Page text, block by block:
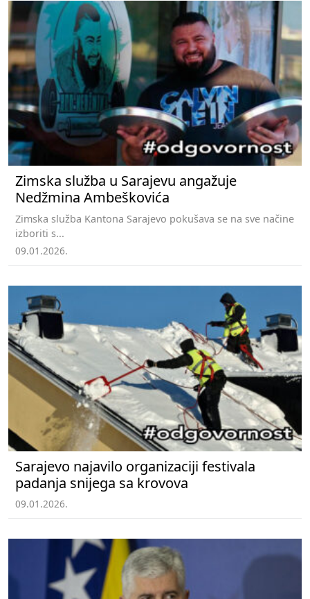
Zimska služba u Sarajevu angažuje
Nedžmina Ambeškovića
Zimska služba Kantona Sarajevo pokušava se na sve načine
izboriti s...
09.01.2026.
Sarajevo najavilo organizaciji festivala
padanja snijega sa krovova
09.01.2026.